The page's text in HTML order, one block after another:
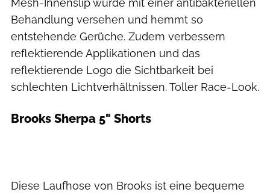
Mesh-Innenslip wurde mit einer antibakteriellen
Behandlung versehen und hemmt so
entstehende Gerüche. Zudem verbessern
reflektierende Applikationen und das
reflektierende Logo die Sichtbarkeit bei
schlechten Lichtverhältnissen. Toller Race-Look.
Brooks Sherpa 5" Shorts
Diese Laufhose von Brooks ist eine bequeme